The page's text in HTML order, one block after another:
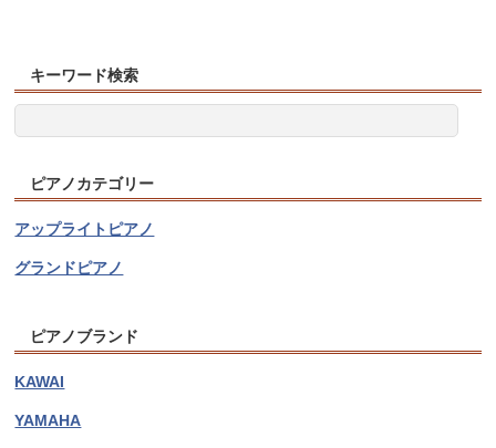
キーワード検索
ピアノカテゴリー
アップライトピアノ
グランドピアノ
ピアノブランド
KAWAI
YAMAHA